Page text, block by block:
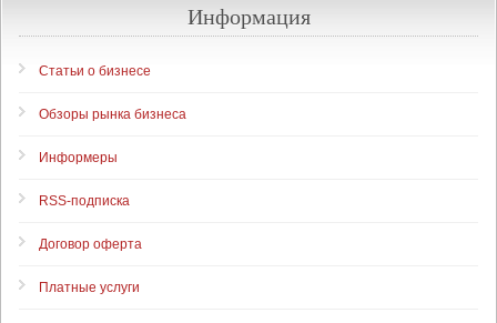
Информация
Статьи о бизнесе
Обзоры рынка бизнеса
Информеры
RSS-подписка
Договор оферта
Платные услуги